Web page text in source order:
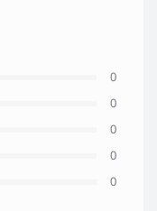
0
0
0
0
0